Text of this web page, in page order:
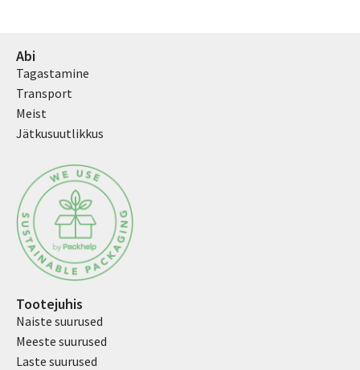
Abi
Tagastamine
Transport
Meist
Jätkusuutlikkus
Tootejuhis
Naiste suurused
Meeste suurused
Laste suurused